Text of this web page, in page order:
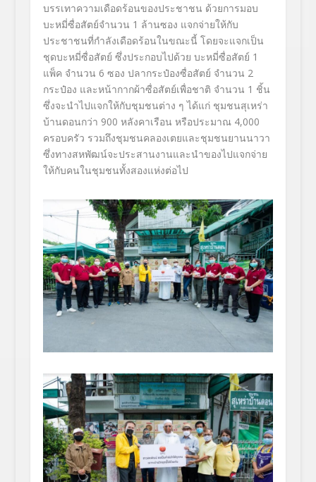
บรรเทาความเดือดร้อนของประชาชน ด้วยการมอบ
บะหมี่ซื่อสัตย์จำนวน 1 ล้านซอง แจกจ่ายให้กับ
ประชาชนที่กำลังเดือดร้อนในขณะนี้ โดยจะแจกเป็น
ชุดบะหมี่ซื่อสัตย์ ซึ่งประกอบไปด้วย บะหมี่ซื่อสัตย์ 1
แพ็ค จำนวน 6 ซอง ปลากระป๋องซื่อสัตย์ จำนวน 2
กระป๋อง และหน้ากากผ้าซื่อสัตย์เพื่อชาติ จำนวน 1 ชิ้น
ซึ่งจะนำไปแจกให้กับชุมชนต่าง ๆ ได้แก่ ชุมชนสุเหร่า
บ้านดอนกว่า 900 หลังคาเรือน หรือประมาณ 4,000
ครอบครัว รวมถึงชุมชนคลองเตยและชุมชนยานนาวา
ซึ่งทางสหพัฒน์จะประสานงานและนำของไปแจกจ่าย
ให้กับคนในชุมชนทั้งสองแห่งต่อไป